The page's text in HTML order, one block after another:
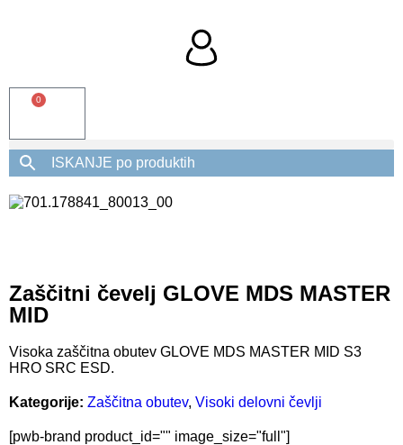
0
Zaščitni čevelj GLOVE MDS MASTER
MID
Visoka zaščitna obutev GLOVE MDS MASTER MID S3
HRO SRC ESD.
Kategorije: Zaščitna obutev, Visoki delovni čevlji
[pwb-brand product_id="" image_size="full"]